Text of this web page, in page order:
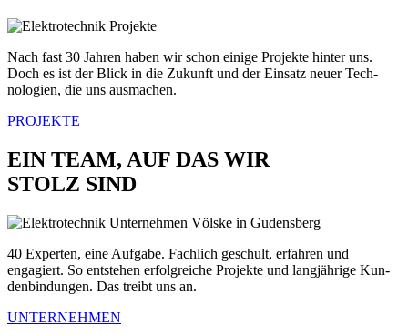
Nach fast 30 Jahren haben wir schon einige Pro­jek­te hin­ter uns.
Doch es ist der Blick in die Zukun­ft und der Ein­satz neuer Tech­
nolo­gien, die uns ausmachen.
PROJEKTE
EIN TEAM, AUF DAS WIR
STOLZ SIND
40 Experten, eine Auf­gabe. Fach­lich geschult, erfahren und
engagiert. So entste­hen erfol­gre­iche Pro­jek­te und langjährige Kun­
den­bindun­gen. Das treibt uns an.
UNTERNEHMEN